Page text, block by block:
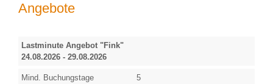
Angebote
Lastminute Angebot "Fink"
24.08.2026 - 29.08.2026
Mind. Buchungstage
5